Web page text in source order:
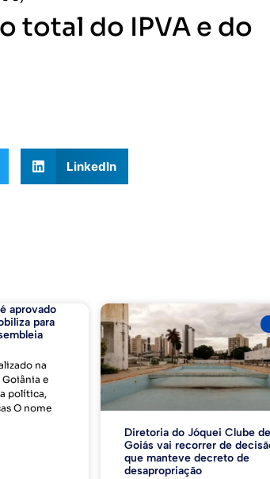
total do IPVA e do
LinkedIn
aprovado
para
na
e
política,
O nome
Diretoria do Jóquei Clube de
Goiás vai recorrer de
que manteve decreto de
desapropriação